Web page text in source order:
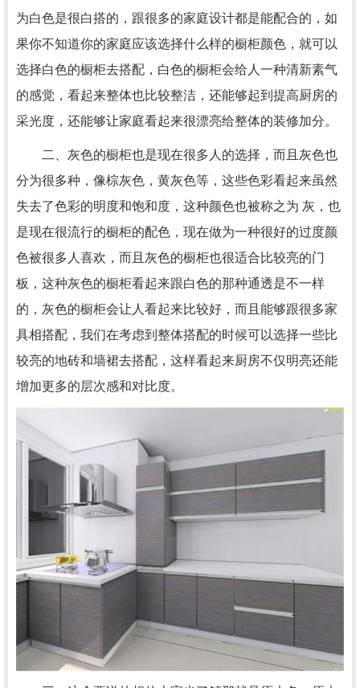
为白色是很白搭的，跟很多的家庭设计都是能配合的，如
果你不知道你的家庭应该选择什么样的橱柜颜色，就可以
选择白色的橱柜去搭配，白色的橱柜会给人一种清新素气
的感觉，看起来整体也比较整洁，还能够起到提高厨房的
采光度，还能够让家庭看起来很漂亮给整体的装修加分。
二、灰色的橱柜也是现在很多人的选择，而且灰色也
分为很多种，像棕灰色，黄灰色等，这些色彩看起来虽然
失去了色彩的明度和饱和度，这种颜色也被称之为 灰，也
是现在很流行的橱柜的配色，现在做为一种很好的过度颜
色被很多人喜欢，而且灰色的橱柜也很适合比较亮的门
板，这种灰色的橱柜看起来跟白色的那种通透是不一样
的，灰色的橱柜会让人看起来比较好，而且能够跟很多家
具相搭配，我们在考虑到整体搭配的时候可以选择一些比
较亮的地砖和墙裙去搭配，这样看起来厨房不仅明亮还能
增加更多的层次感和对比度。